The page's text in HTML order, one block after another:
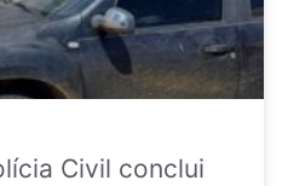
Civil conclui